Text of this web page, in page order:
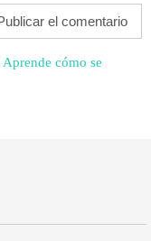
Aprende cómo se